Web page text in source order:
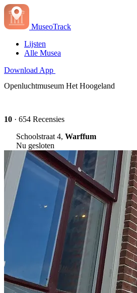
MuseoTrack
Lijsten
Alle Musea
Download App
Openluchtmuseum Het Hoogeland
10 · 654 Recensies
Schoolstraat 4, Warffum
Nu gesloten